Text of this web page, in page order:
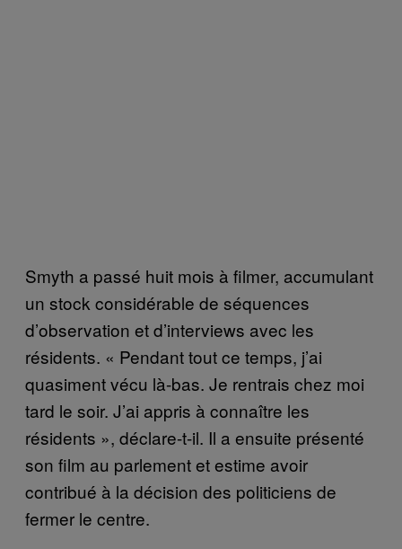
Smyth a passé huit mois à filmer, accumulant
un stock considérable de séquences
d’observation et d’interviews avec les
résidents. « Pendant tout ce temps, j’ai
quasiment vécu là-bas. Je rentrais chez moi
tard le soir. J’ai appris à connaître les
résidents », déclare-t-il. Il a ensuite présenté
son film au parlement et estime avoir
contribué à la décision des politiciens de
fermer le centre.